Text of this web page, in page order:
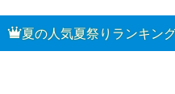
夏の人気夏祭りランキン